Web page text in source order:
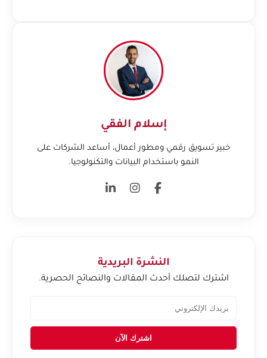
إسلام الفقي
خبير تسويق رقمي ومطور أعمال، أساعد الشركات على
النمو باستخدام البيانات والتكنولوجيا.
النشرة البريدية
اشترك لتصلك أحدث المقالات والنصائح الحصرية.
اشترك الآن